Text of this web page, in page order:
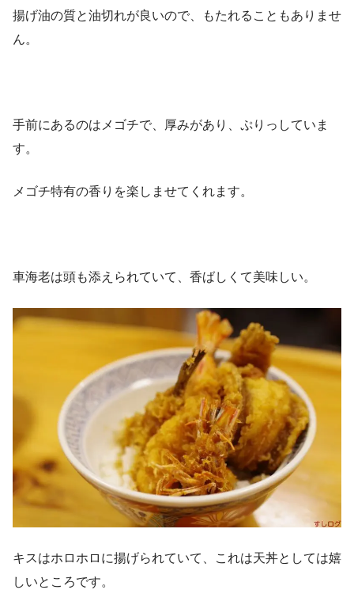
揚げ油の質と油切れが良いので、もたれることもありませ
ん。
手前にあるのはメゴチで、厚みがあり、ぷりっしていま
す。
メゴチ特有の香りを楽しませてくれます。
車海老は頭も添えられていて、香ばしくて美味しい。
キスはホロホロに揚げられていて、これは天丼としては嬉
しいところです。